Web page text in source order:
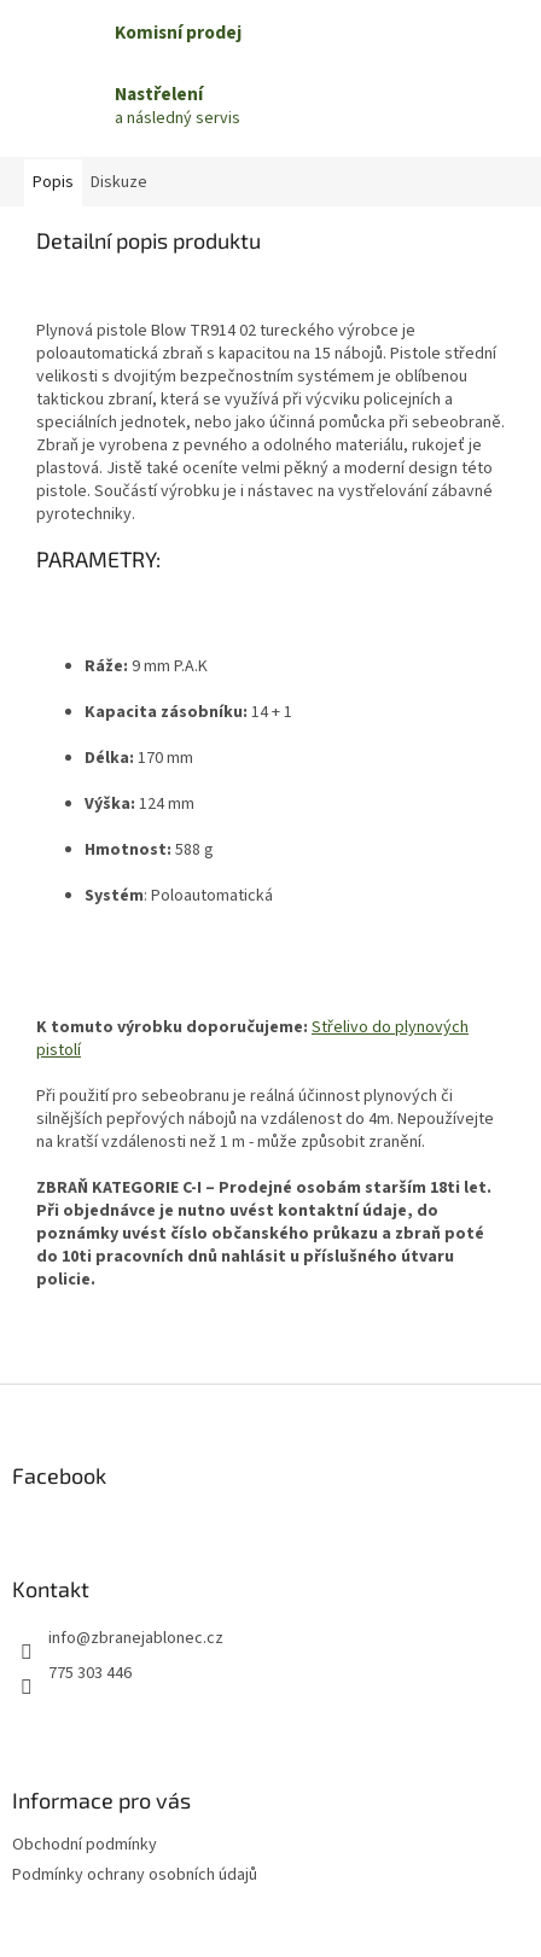
Komisní prodej
Nastřelení
a následný servis
Popis Diskuze
Detailní popis produktu
Plynová pistole Blow TR914 02 tureckého výrobce je
poloautomatická zbraň s kapacitou na 15 nábojů. Pistole střední
velikosti s dvojitým bezpečnostním systémem je oblíbenou
taktickou zbraní, která se využívá při výcviku policejních a
speciálních jednotek, nebo jako účinná pomůcka při sebeobraně.
Zbraň je vyrobena z pevného a odolného materiálu, rukojeť je
plastová. Jistě také oceníte velmi pěkný a moderní design této
pistole. Součástí výrobku je i nástavec na vystřelování zábavné
pyrotechniky.
PARAMETRY:
Ráže: 9 mm P.A.K
Kapacita zásobníku: 14 + 1
Délka: 170 mm
Výška: 124 mm
Hmotnost: 588 g
Systém: Poloautomatická
K tomuto výrobku doporučujeme: Střelivo do plynových
pistolí
Při použití pro sebeobranu je reálná účinnost plynových či
silnějších pepřových nábojů na vzdálenost do 4m. Nepoužívejte
na kratší vzdálenosti než 1 m - může způsobit zranění.
ZBRAŇ KATEGORIE C-I – Prodejné osobám starším 18ti let.
Při objednávce je nutno uvést kontaktní údaje, do
poznámky uvést číslo občanského průkazu a zbraň poté
do 10ti pracovních dnů nahlásit u příslušného útvaru
policie.
Facebook
Kontakt
info@zbranejablonec.cz
775 303 446
Informace pro vás
Obchodní podmínky
Podmínky ochrany osobních údajů